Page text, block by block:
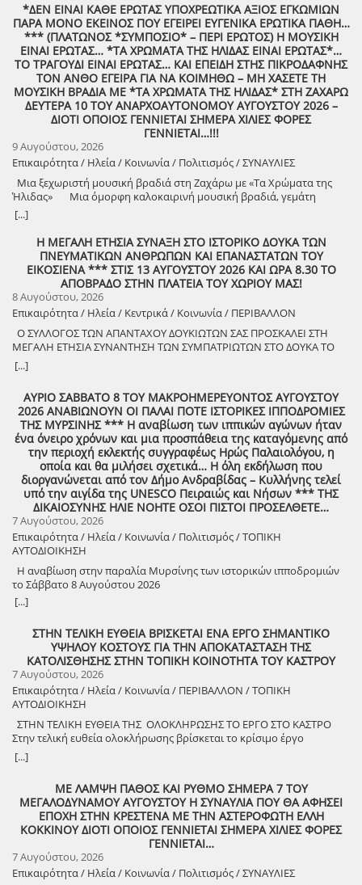
*ΔΕΝ ΕΙΝΑΙ ΚΑΘΕ ΕΡΩΤΑΣ ΥΠΟΧΡΕΩΤΙΚΑ ΑΞΙΟΣ ΕΓΚΩΜΙΩΝ
ΠΑΡΑ ΜΟΝΟ ΕΚΕΙΝΟΣ ΠΟΥ ΕΓΕΙΡΕΙ ΕΥΓΕΝΙΚΑ ΕΡΩΤΙΚΑ ΠΑΘΗ…
*** (ΠΛΑΤΩΝΟΣ *ΣΥΜΠΟΣΙΟ* – ΠΕΡΙ ΕΡΩΤΟΣ) Η ΜΟΥΣΙΚΗ
ΕΙΝΑΙ ΕΡΩΤΑΣ… *ΤΑ ΧΡΩΜΑΤΑ ΤΗΣ ΗΛΙΔΑΣ ΕΙΝΑΙ ΕΡΩΤΑΣ*…
ΤΟ ΤΡΑΓΟΥΔΙ ΕΙΝΑΙ ΕΡΩΤΑΣ… ΚΑΙ ΕΠΕΙΔΗ ΣΤΗΣ ΠΙΚΡΟΔΑΦΝΗΣ
ΤΟΝ ΑΝΘΟ ΕΓΕΙΡΑ ΓΙΑ ΝΑ ΚΟΙΜΗΘΩ – ΜΗ ΧΑΣΕΤΕ ΤΗ
ΜΟΥΣΙΚΗ ΒΡΑΔΙΑ ΜΕ *ΤΑ ΧΡΩΜΑΤΑ ΤΗΣ ΗΛΙΔΑΣ* ΣΤΗ ΖΑΧΑΡΩ
ΔΕΥΤΕΡΑ 10 ΤΟΥ ΑΝΑΡΧΟΑΥΤΟΝΟΜΟΥ ΑΥΓΟΥΣΤΟΥ 2026 –
ΔΙΟΤΙ ΟΠΟΙΟΣ ΓΕΝΝΙΕΤΑΙ ΣΗΜΕΡΑ ΧΙΛΙΕΣ ΦΟΡΕΣ
ΓΕΝΝΙΕΤΑΙ…!!!
9 Αυγούστου, 2026
Επικαιρότητα / Ηλεία / Κοινωνία / Πολιτισμός / ΣΥΝΑΥΛΙΕΣ
Μια ξεχωριστή μουσική βραδιά στη Ζαχάρω με «Τα Χρώματα της
Ήλιδας» Μια όμορφη καλοκαιρινή μουσική βραδιά, γεμάτη
μελωδίες, πολιτισμό και καλή διάθεση, διοργανώνει ο Δήμος
Ζαχάρως, στο πλαίσιο του Καλοκαιρινού Πολιτιστικού
Προγράμματος. Τη Δευτέρα 10 Αυγούστου, στις 21:30, το προαύλιο
του Γυμνασίου Ζαχάρως θα γεμίσει μουσική, καθώς η Ορχήστρα «Τα
Χρώματα της Ήλιδας» θα παρουσιάσει ένα ξεχωριστό μουσικό
πρόγραμμα. Μια βραδιά που έρχεται να ενώσει ανθρώπους
διαφορετικών ηλικιών μέσα από τη δύναμη της μουσικής και να
προσφέρει σε κατοίκους και επισκέπτες μια όμορφη καλοκαιρινή
έξοδο. Ο Δήμος Ζαχάρως συνεχίζει να επενδύει στον πολιτισμό και να
δημιουργεί αφορμές για συνάντηση, ψυχαγωγία και συμμετοχή.
Δευτέρα 10 Αυγούστου | 21:30 Προαύλιο Γυμνασίου Ζαχάρως
[...]
Η ΜΕΓΑΛΗ ΕΤΗΣΙΑ ΣΥΝΑΞΗ ΣΤΟ ΙΣΤΟΡΙΚΟ ΔΟΥΚΑ ΤΩΝ
ΠΝΕΥΜΑΤΙΚΩΝ ΑΝΘΡΩΠΩΝ ΚΑΙ ΕΠΑΝΑΣΤΑΤΩΝ ΤΟΥ
ΕΙΚΟΣΙΕΝΑ *** ΣΤΙΣ 13 ΑΥΓΟΥΣΤΟΥ 2026 ΚΑΙ ΩΡΑ 8.30 ΤΟ
ΑΠΟΒΡΑΔΟ ΣΤΗΝ ΠΛΑΤΕΙΑ ΤΟΥ ΧΩΡΙΟΥ ΜΑΣ!
8 Αυγούστου, 2026
Επικαιρότητα / Ηλεία / Κεντρικά / Κοινωνία / ΠΕΡΙΒΑΛΛΟΝ
Ο ΣΥΛΛΟΓΟΣ ΤΩΝ ΑΠΑΝΤΑΧΟΥ ΔΟΥΚΙΩΤΩΝ ΣΑΣ ΠΡΟΣΚΑΛΕΙ ΣΤΗ
ΜΕΓΑΛΗ ΕΤΗΣΙΑ ΣΥΝΑΝΤΗΣΗ ΤΩΝ ΣΥΜΠΑΤΡΙΩΤΩΝ ΣΤΟ ΔΟΥΚΑ ΤΟ
ΑΘΑΝΑΤΟ! Μεγάλη η χαρά η δική μας για το ριζιμιό μας και για
τον επαναστάτη πρόγονό μας που πολέμησε με το σπαθί στο χέρι
κανόνια του αγώνα! ΦΩΤΟΓΡΑΦΙΕΣ ΚΑΙ ΠΡΟΣΚΛΗΣΗ ΓΙΑ ΤΟ
ΣΥΝΑΠΑΝΤΗΜΑ (Πατήστε πάνω στο σύνδεσμο για να ανοίξει το
αρχείο) Ο Σύλλογος των απανταχού Δουκιωτών σάς προσκαλεί στην
εκδήλωση που θα πραγματοποιηθεί στο χωριό μας, το ΔΟΥΚΑ, σε
συνδιοργάνωση με τον Δήμο Αρχαίας Ολυμπίας, στις 13 Αυγούστου,
ημέρα Πέμπτη και ώρα 8:30 μ.μ., στην πλατεία του χωριού με θέμα:
«Άυλη πολιτιστική κληρονομιά: Eκφράσεις, Δράσεις Διαφύλαξης και
Προοπτικές στην Ηλεία» Oμιλητές: – Διομήδης Τόλιος, Διεύθυνση
Νεότερης Πολιτιστικής Κληρονομιάς ΥΠΠΟ-Σύλλογος Διβριωτών
Αθήνας – Γωγώ Κανελλοπούλου, εκπαιδευτικός – Νίκος
Σιάκκουλης, Πρόεδρος eco action Νεμούτας Θα ακολουθήσoυν
χοροί της Ηλείας από το Λύκειο Ελληνίδων Πύργου Η είσοδος για
την πολιτιστική εκδήλωση είναι ελεύθερη. Μετά το πέρας της
εκδήλωσης, σας προσκαλούμε να διασκεδάσουμε όλοι μαζί με
ζωντανή παραδοσιακή μουσική από τη μουσική ομάδα του
Λύσανδρου Παναγόπουλου, σε μια βραδιά γεμάτη κέφι, χορό και
συμμετοχής στο γλέντι: 10 ευρώ ανά άτομο.
[...]
ΑΥΡΙΟ ΣΑΒΒΑΤΟ 8 ΤΟΥ ΜΑΚΡΟΗΜΕΡΕΥΟΝΤΟΣ ΑΥΓΟΥΣΤΟΥ
2026 ΑΝΑΒΙΩΝΟΥΝ ΟΙ ΠΑΛΑΙ ΠΟΤΕ ΙΣΤΟΡΙΚΕΣ ΙΠΠΟΔΡΟΜΙΕΣ
ΤΗΣ ΜΥΡΣΙΝΗΣ *** Η αναβίωση των ιππικών αγώνων ήταν
ένα όνειρο χρόνων και μια προσπάθεια της καταγόμενης από
την περιοχή εκλεκτής συγγραφέως Ηρώς Παλαιολόγου, η
οποία και θα μιλήσει σχετικά… Η όλη εκδήλωση που
διοργανώνεται από τον Δήμο Ανδραβίδας – Κυλλήνης τελεί
υπό την αιγίδα της UNESCO Πειραιώς και Νήσων *** ΤΗΣ
ΔΙΚΑΙΟΣΥΝΗΣ ΗΛΙΕ ΝΟΗΤΕ ΟΣΟΙ ΠΙΣΤΟΙ ΠΡΟΣΕΛΘΕΤΕ…
7 Αυγούστου, 2026
Επικαιρότητα / Ηλεία / Κοινωνία / Πολιτισμός / ΤΟΠΙΚΗ
ΑΥΤΟΔΙΟΙΚΗΣΗ
Η αναβίωση στην παραλία Μυρσίνης των ιστορικών ιπποδρομιών
το Σάββατο 8 Αυγούστου 2026
[...]
ΣΤΗΝ ΤΕΛΙΚΗ ΕΥΘΕΙΑ ΒΡΙΣΚΕΤΑΙ ΕΝΑ ΕΡΓΟ ΣΗΜΑΝΤΙΚΟ
ΥΨΗΛΟΥ ΚΟΣΤΟΥΣ ΓΙΑ ΤΗΝ ΑΠΟΚΑΤΑΣΤΑΣΗ ΤΗΣ
ΚΑΤΟΛΙΣΘΗΣΗΣ ΣΤΗΝ ΤΟΠΙΚΗ ΚΟΙΝΟΤΗΤΑ ΤΟΥ ΚΑΣΤΡΟΥ
7 Αυγούστου, 2026
Επικαιρότητα / Ηλεία / Κοινωνία / ΠΕΡΙΒΑΛΛΟΝ / ΤΟΠΙΚΗ
ΑΥΤΟΔΙΟΙΚΗΣΗ
ΣΤΗΝ ΤΕΛΙΚΗ ΕΥΘΕΙΑ ΤΗΣ ΟΛΟΚΛΗΡΩΣΗΣ ΤΟ ΕΡΓΟ ΣΤΟ ΚΑΣΤΡΟ
Στην τελική ευθεία ολοκλήρωσης βρίσκεται το κρίσιμο έργο
αποκατάστασης της κατολίσθησης στην Τ.Κ. Κάστρου,
προϋπολογισμού 1,25 εκατομμυρίων ευρώ. Έπειτα από αυτοψία που
Λέντζας, μαζί με κλιμάκιο της Τεχνικής Υπηρεσίας και εκπροσώπους
της δημοτικής αρχής, διαπιστώθηκε πως οι παρεμβάσεις προχωρούν
άμεσα και αυστηρά εντός των χρονοδιαγραμμάτων. ​Το έργο
χρηματοδοτείται από το Εθνικό Πρόγραμμα Ανάπτυξης και στο
πλαίσιο των εξειδικευμένων εργασιών πραγματοποιήθηκαν
εκσκαφές για την απομάκρυνση των χαλαρών εδαφών,
κατασκευάστηκε ισχυρός τοίχος αντιστήριξης και τοποθετήθηκε
[...]
ΜΕ ΛΑΜΨΗ ΠΑΘΟΣ ΚΑΙ ΡΥΘΜΟ ΣΗΜΕΡΑ 7 ΤΟΥ
ΜΕΓΑΛΟΔΥΝΑΜΟΥ ΑΥΓΟΥΣΤΟΥ Η ΣΥΝΑΥΛΙΑ ΠΟΥ ΘΑ ΑΦΗΣΕΙ
ΕΠΟΧΗ ΣΤΗΝ ΚΡΕΣΤΕΝΑ ΜΕ ΤΗΝ ΑΣΤΕΡΟΦΩΤΗ ΕΛΛΗ
ΚΟΚΚΙΝΟΥ ΔΙΟΤΙ ΟΠΟΙΟΣ ΓΕΝΝΙΕΤΑΙ ΣΗΜΕΡΑ ΧΙΛΙΕΣ ΦΟΡΕΣ
ΓΕΝΝΙΕΤΑΙ…
7 Αυγούστου, 2026
Επικαιρότητα / Ηλεία / Κοινωνία / Πολιτισμός / ΣΥΝΑΥΛΙΕΣ